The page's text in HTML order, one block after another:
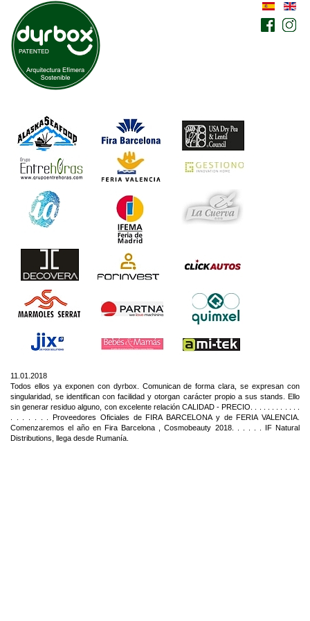
11.01.2018
Todos ellos ya exponen con dyrbox. Comunican de forma clara, se expresan con
singularidad, se identifican con facilidad y otorgan carácter propio a sus stands. Ello
sin generar residuo alguno, con excelente relación CALIDAD - PRECIO. . . . . . . . . . . .
. . . . . . . Proveedores Oficiales de FIRA BARCELONA y de FERIA VALENCIA.
Comenzaremos el año en Fira Barcelona , Cosmobeauty 2018. . . . . . IF Natural
Distributions, llega desde Rumanía.